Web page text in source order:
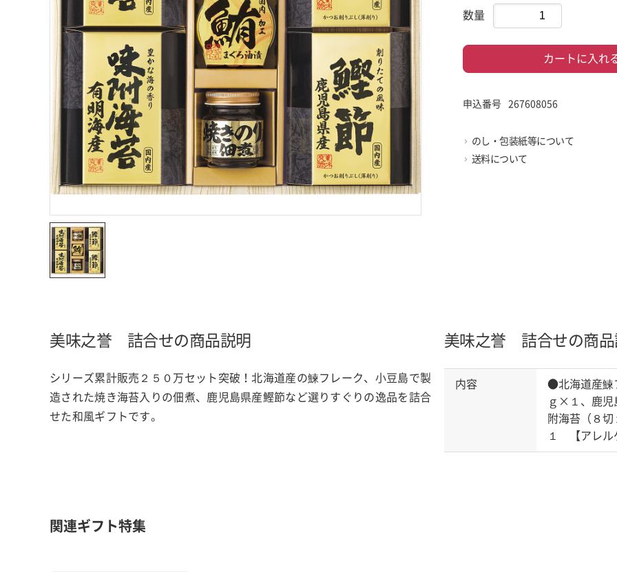
数量
カートに入れ
申込番号 267608056
のし・包装紙等について
送料について
美味之誉 詰合せの商品説明
シリーズ累計販売２５０万セット突破！北海道産の鰊フレーク、小豆島で製
造された焼き海苔入りの佃煮、鹿児島県産鰹節など選りすぐりの逸品を詰合
せた和風ギフトです。
美味之誉 詰合せの商品
内容
●北海道産鰊
ｇ×１、鹿
附海苔（８
１ 【アレル
関連ギフト特集